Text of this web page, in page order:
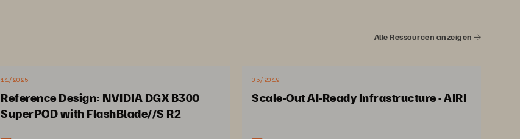
Alle Ressourcen anzeigen
11/2025
Reference Design: NVIDIA DGX B300
SuperPOD with FlashBlade//S R2
05/2019
Scale-Out AI-Ready Infrastructure - AIRI